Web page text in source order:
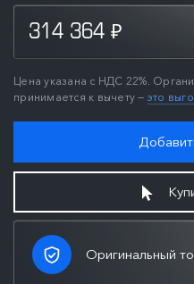
314 364 ₽
Цена указана с НДС 22%.
принимается к вычету — это
Оригинальный